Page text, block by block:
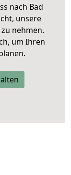
nach Bad
unsere
nehmen.
um Ihren